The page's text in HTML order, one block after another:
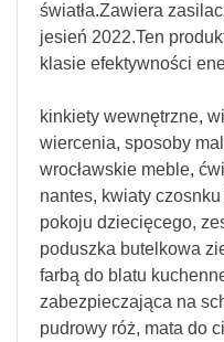
światła.Zawiera
jesień 2022.Ten
klasie efektywności
kinkiety wewnętrzne,
wiercenia, sposoby
wrocławskie meble,
nantes, kwiaty
pokoju dziecięcego,
poduszka butelkowa
farbą do blatu
zabezpieczająca na
pudrowy róż, mata do